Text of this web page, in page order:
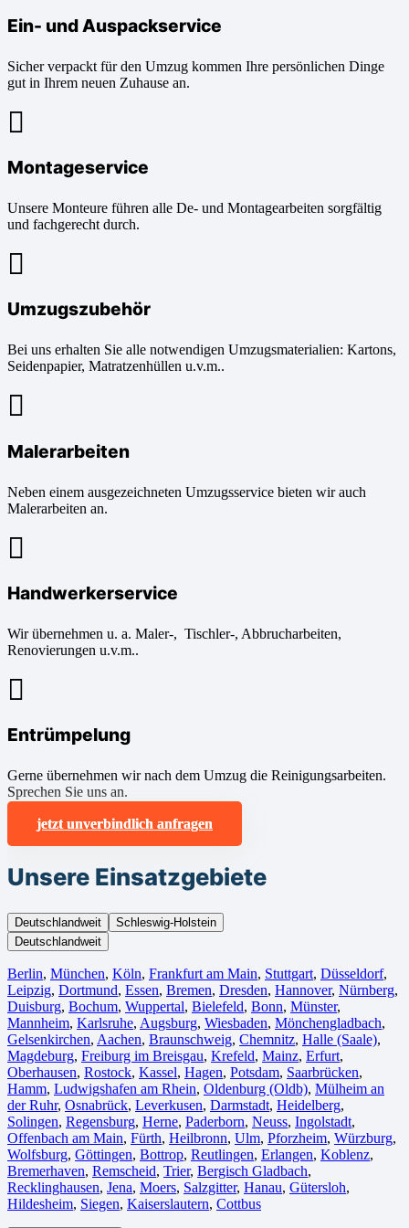
Ein- und Auspackservice
Sicher verpackt für den Umzug kommen Ihre persönlichen Dinge
gut in Ihrem neuen Zuhause an.
Montageservice
Unsere Monteure führen alle De- und Montagearbeiten sorgfältig
und fachgerecht durch.
Umzugszubehör
Bei uns erhalten Sie alle notwendigen Umzugsmaterialien: Kartons,
Seidenpapier, Matratzenhüllen u.v.m..
Malerarbeiten
Neben einem ausgezeichneten Umzugsservice bieten wir auch
Malerarbeiten an.
Handwerkerservice
Wir übernehmen u. a. Maler-, Tischler-, Abbrucharbeiten,
Renovierungen u.v.m..
Entrümpelung
Gerne übernehmen wir nach dem Umzug die Reinigungsarbeiten.
Sprechen Sie uns an.
jetzt unverbindlich anfragen
Unsere Einsatzgebiete
Deutschlandweit
Schleswig-Holstein
Deutschlandweit
Berlin⁠, München, Köln⁠, Frankfurt am Main, Stuttgart, Düsseldorf,
Leipzig, Dortmund, Essen, Bremen, Dresden, Hannover, Nürnberg,
Duisburg⁠, Bochum, Wuppertal⁠, Bielefeld⁠, Bonn⁠, Münster⁠,
Mannheim, Karlsruhe, Augsburg, Wiesbaden⁠, Mönchengladbach⁠,
Gelsenkirchen⁠, Aachen⁠, Braunschweig, Chemnitz⁠, Halle (Saale)⁠,
Magdeburg, Freiburg im Breisgau⁠, Krefeld⁠, Mainz⁠, Erfurt,
Oberhausen⁠, Rostock⁠, Kassel⁠, Hagen, Potsdam, Saarbrücken⁠,
Hamm, Ludwigshafen am Rhein⁠, Oldenburg (Oldb), Mülheim an
der Ruhr, Osnabrück⁠, Leverkusen, Darmstadt⁠, Heidelberg,
Solingen, Regensburg, Herne⁠, Paderborn, Neuss, Ingolstadt,
Offenbach am Main, Fürth⁠, Heilbronn, Ulm⁠, Pforzheim, Würzburg,
Wolfsburg⁠, Göttingen, Bottrop, Reutlingen, Erlangen⁠, Koblenz,
Bremerhaven⁠, Remscheid, Trier⁠, Bergisch Gladbach,
Recklinghausen, Jena⁠, Moers⁠, Salzgitter⁠, Hanau, Gütersloh,
Hildesheim⁠, Siegen⁠, Kaiserslautern⁠, Cottbus⁠